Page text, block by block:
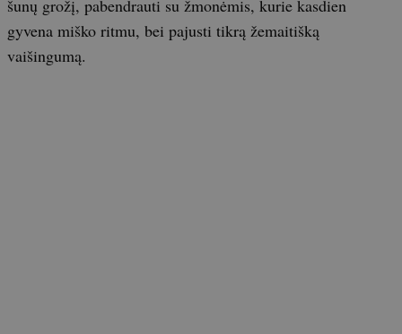
šunų grožį, pabendrauti su žmonėmis, kurie kasdien
gyvena miško ritmu, bei pajusti tikrą žemaitišką
vaišingumą.